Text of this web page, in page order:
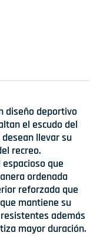
diseño deportivo
el escudo del
llevar su
recreo.
que
ordenada
reforzada que
mantiene su
además
mayor duración.